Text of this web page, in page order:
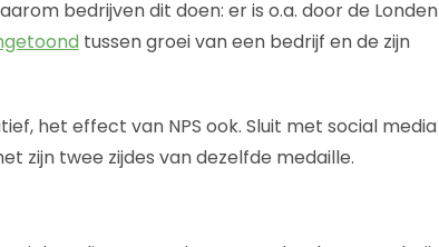
bedrijven dit doen: er is o.a. door de Londen
tussen groei van een bedrijf en de zijn
het effect van NPS ook. Sluit met social media
zijn twee zijdes van dezelfde medaille.